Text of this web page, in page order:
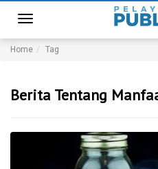
Toggle
navigation
Home Tag
Berita Tentang